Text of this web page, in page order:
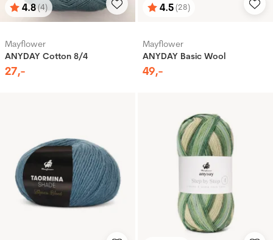
Karakter:
4.8(4)
av 5 mulige
Mayflower
ANYDAY Cotton 8/4
27,-
Karakter:
4.5(28)
av 5 mulige
Mayflower
ANYDAY Basic Wool
49,-